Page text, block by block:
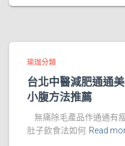
瑜珈分類
台北中醫減肥通通
小腹方法推薦
無痛除毛產品作通通有
肚子飲食法如何 Read